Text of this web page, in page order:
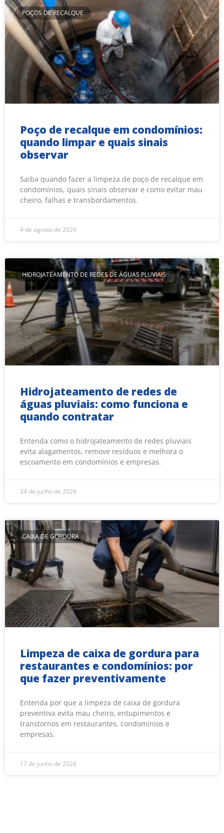
POÇOS DE RECALQUE
Poço de recalque em condomínios:
quando limpar e quais sinais
observar
Saiba quando fazer a limpeza de poço de recalque em
condomínios, quais sinais observar e como evitar mau
cheiro, falhas e transbordamentos.
4 de agosto de 2026
HIDROJATEAMENTO DE REDES DE ÁGUAS PLUVIAIS
Hidrojateamento de redes de
águas pluviais: como funciona e
quando contratar
Entenda como o hidrojateamento de redes pluviais
evita alagamentos, remove resíduos e melhora o
escoamento em condomínios e empresas.
24 de junho de 2026
CAIXA DE GORDURA
Limpeza de caixa de gordura para
restaurantes e condomínios: por
que fazer preventivamente
Entenda por que a limpeza de caixa de gordura
preventiva evita mau cheiro, entupimentos e
transtornos em restaurantes, condomínios e
empresas.
17 de junho de 2026